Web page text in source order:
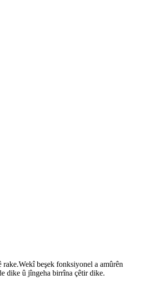
beşek fonksiyonel a amûrên
dike û jîngeha birrîna çêtir dike.